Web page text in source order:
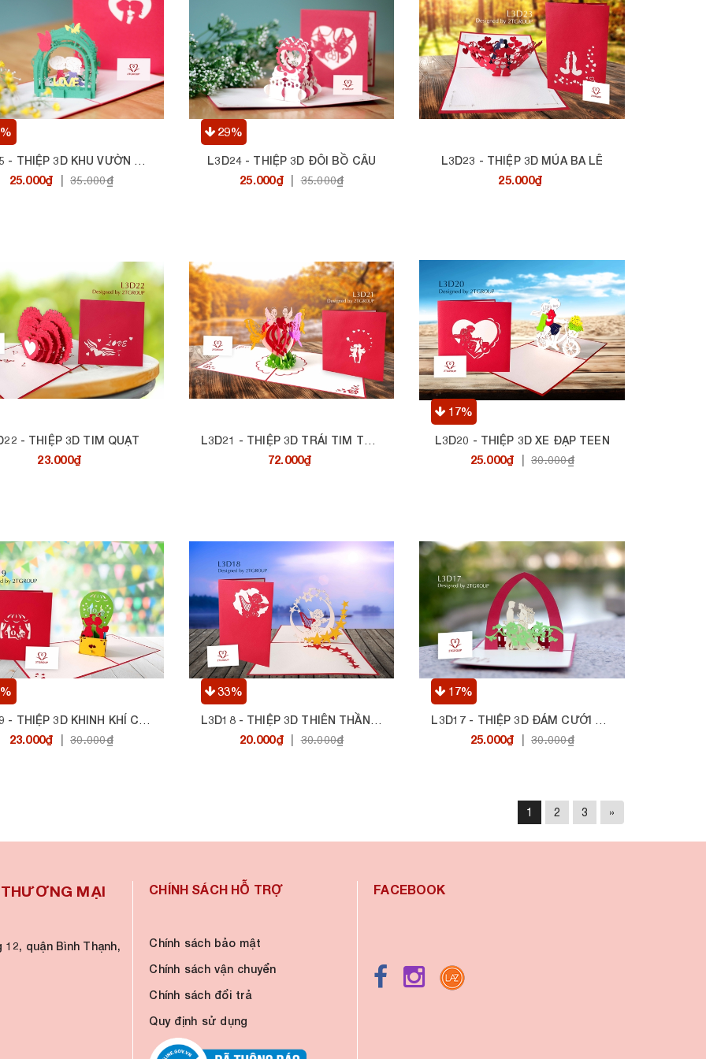
L3D25 - THIỆP 3D KHU VƯỜN TÌNH NHÂN
25.000₫ 35.000₫
29%
L3D24 - THIỆP 3D ĐÔI BỒ CÂU
25.000₫ 35.000₫
L3D23 - THIỆP 3D MÚA BA LÊ
25.000₫
- THIỆP 3D TIM QUẠT
23.000₫
L3D21 - THIỆP 3D TRÁI TIM THIÊN THẦN
72.000₫
17%
L3D20 - THIỆP 3D XE ĐẠP TEEN
25.000₫ 30.000₫
L3D19 - THIỆP 3D KHINH KHÍ CẦU LOVE
23.000₫ 30.000₫
33%
L3D18 - THIỆP 3D THIÊN THẦN ĐÁNH ĐÀN
20.000₫ 30.000₫
17%
L3D17 - THIỆP 3D ĐÁM CƯỚI CỔNG VÒM
25.000₫ 30.000₫
1 2 3 »
MẠI
quận Bình Thạnh,
CHÍNH SÁCH HỖ TRỢ
Chính sách bảo mật
Chính sách vận chuyển
Chính sách đổi trả
Quy định sử dụng
FACEBOOK